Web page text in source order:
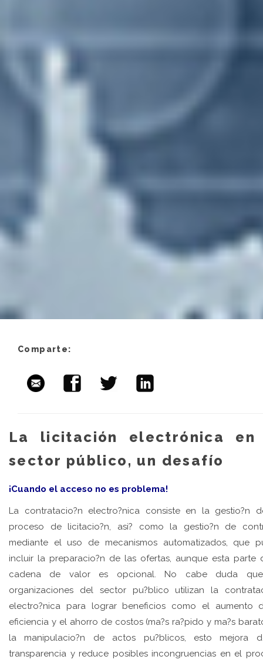
Comparte:
La licitación electrónica
sector público, un desafío
¡Cuando el acceso no es problema!
La contratacio?n electro?nica consiste en la gestio?n
proceso de licitacio?n, asi? como la gestio?n de
mediante el uso de mecanismos automatizados, que
incluir la preparacio?n de las ofertas, aunque esta parte
cadena de valor es opcional. No cabe duda
organizaciones del sector pu?blico utilizan la
electro?nica para lograr beneficios como el aumento
eficiencia y el ahorro de costos (ma?s ra?pido y ma?s
la manipulacio?n de actos pu?blicos, esto mejora
transparencia y reduce posibles incongruencias en el